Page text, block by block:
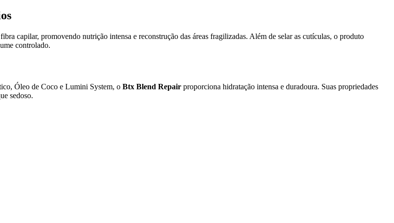
capilar, promovendo nutrição intensa e reconstrução das áreas fragilizadas. Além de selar as cutículas, o produto
controlado.
Óleo de Coco e Lumini System, o Btx Blend Repair proporciona hidratação intensa e duradoura. Suas propriedades
sedoso.